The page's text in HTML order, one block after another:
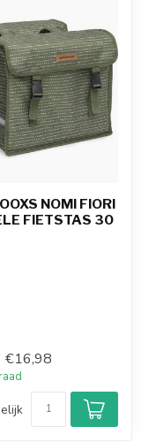
NOMI FIORI
FIETSTAS 30
€16,98